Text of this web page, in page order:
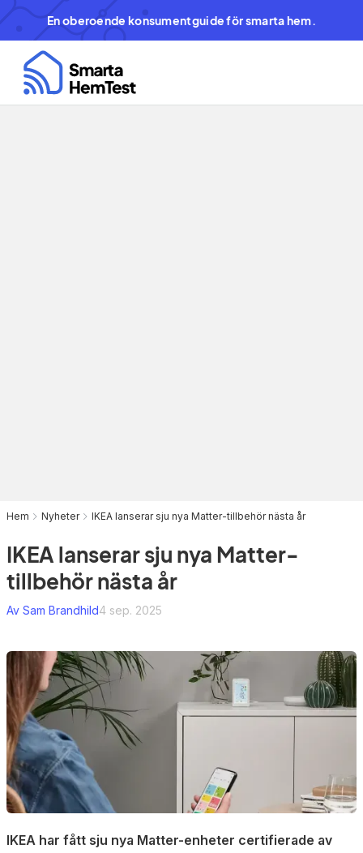
En oberoende konsumentguide för smarta hem.
Hem Nyheter IKEA lanserar sju nya Matter-tillbehör nästa år
IKEA lanserar sju nya Matter-
tillbehör nästa år
Av Sam Brandhild4 sep. 2025
IKEA har fått sju nya Matter-enheter certifierade av